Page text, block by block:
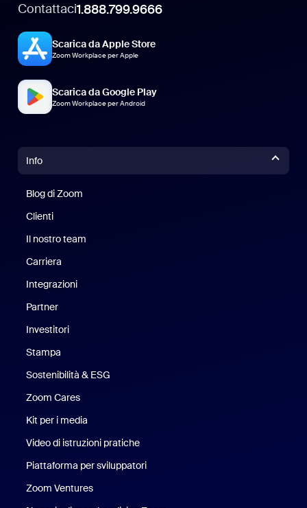
Contattaci1.888.799.9666
Scarica da Apple Store
Zoom Workplace per Apple
Scarica da Google Play
Zoom Workplace per Android
Info
Blog di Zoom
Clienti
Il nostro team
Carriera
Integrazioni
Partner
Investitori
Stampa
Sostenibilità & ESG
Zoom Cares
Kit per i media
Video di istruzioni pratiche
Piattaforma per sviluppatori
Zoom Ventures